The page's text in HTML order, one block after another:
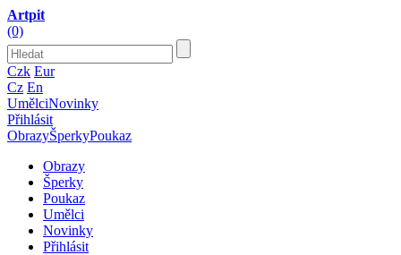
Artpit
(0)
Czk Eur
Cz En
UmělciNovinky
Přihlásit
ObrazyŠperkyPoukaz
Obrazy
Šperky
Poukaz
Umělci
Novinky
Přihlásit